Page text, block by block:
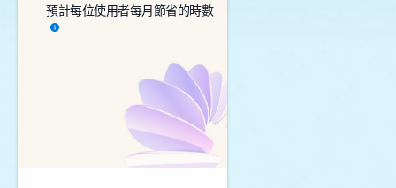
預計每位使用者每月節省的時數